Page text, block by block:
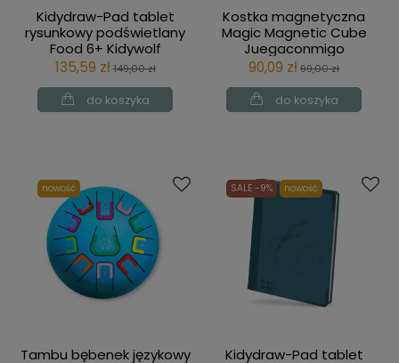
Kidydraw-Pad tablet
rysunkowy podświetlany
Food 6+ Kidywolf
135,59 zł149,00 zł
do koszyka
Kostka magnetyczna
Magic Magnetic Cube
Juegaconmigo
90,09 zł99,00 zł
do koszyka
Tambu bębenek językowy
nowość
Kidydraw-Pad tablet
SALE -9% nowość